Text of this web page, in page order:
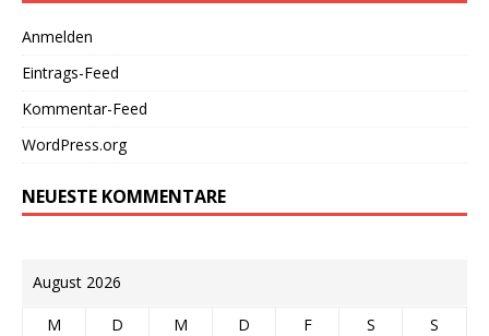
Anmelden
Eintrags-Feed
Kommentar-Feed
WordPress.org
NEUESTE KOMMENTARE
August 2026
M D M D F S
S